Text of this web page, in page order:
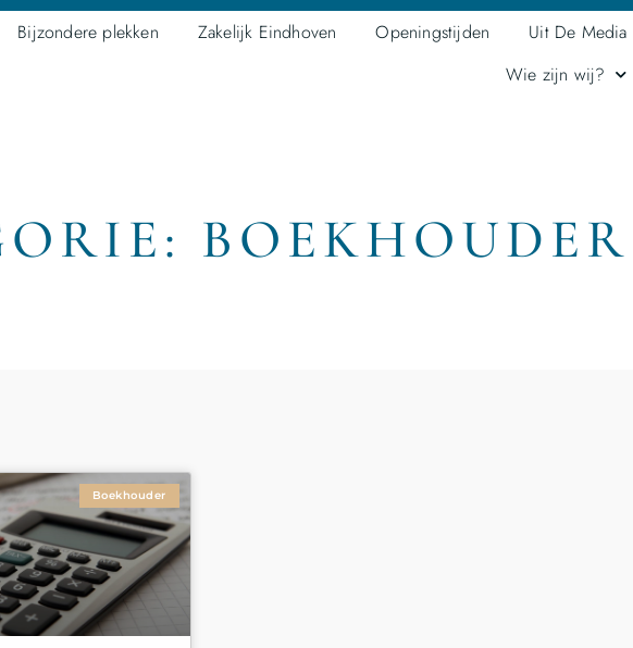
Bijzondere plekken Zakelijk Eindhoven Openingstijden
Uit De Media
Wie zijn wij?
BOEKHOUDER
Boekhouder